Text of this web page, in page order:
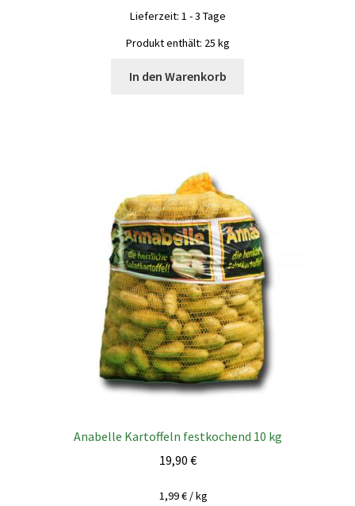
Lieferzeit: 1 - 3 Tage
Produkt enthält: 25 kg
In den Warenkorb
Anabelle Kartoffeln festkochend 10 kg
19,90 €
1,99€/kg